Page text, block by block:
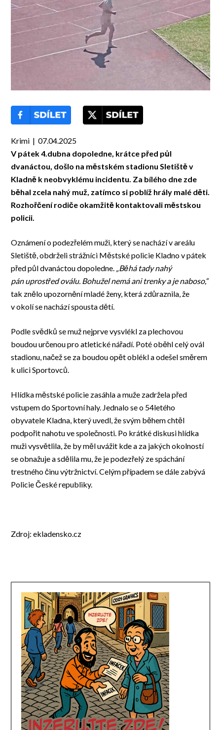
Krimi | 07.04.2025
V pátek 4.dubna dopoledne, krátce před půl
dvanáctou, došlo na městském stadionu Sletiště v
Kladně k neobvyklému incidentu. Za bílého dne zde
běhal zcela nahý muž, zatímco si poblíž hrály malé děti.
Rozhořčení rodiče okamžitě kontaktovali městskou
policii.
Oznámení o podezřelém muži, který se nachází v areálu
Sletiště, obdrželi strážníci Městské policie Kladno v pátek
před půl dvanáctou dopoledne. „Běhá tady nahý
pán uprostřed oválu. Bohužel nemá ani trenky a je naboso,“
tak znělo upozornění mladé ženy, která zdůraznila, že
v okolí se nachází spousta dětí.
Podle svědků se muž nejprve vysvlékl za plechovou
boudou určenou pro atletické nářadí. Poté oběhl celý ovál
stadionu, načež se za boudou opět oblékl a odešel směrem
k ulici Sportovců.
Hlídka městské policie zasáhla a muže zadržela před
vstupem do Sportovní haly. Jednalo se o 54letého
obyvatele Kladna, který uvedl, že svým během chtěl
podpořit nahotu ve společnosti. Po krátké diskusi hlídka
muži vysvětlila, že by měl uvážit kde a za jakých okolností
se obnažuje a sdělila mu, že je podezřelý ze spáchání
trestného činu výtržnictví. Celým případem se dále zabývá
Policie České republiky.
Zdroj: ekladensko.cz